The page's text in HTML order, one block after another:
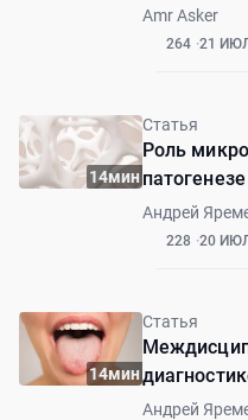
Amr Asker
264 21
14мин
Статья
Роль
Андрей
228 20
14мин
Статья
Андрей